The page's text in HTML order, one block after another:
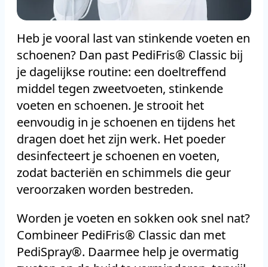
Heb je vooral last van stinkende voeten en
schoenen? Dan past PediFris® Classic bij
je dagelijkse routine: een doeltreffend
middel tegen zweetvoeten, stinkende
voeten en schoenen. Je strooit het
eenvoudig in je schoenen en tijdens het
dragen doet het zijn werk. Het poeder
desinfecteert je schoenen en voeten,
zodat bacteriën en schimmels die geur
veroorzaken worden bestreden.
Worden je voeten en sokken ook snel nat?
Combineer PediFris® Classic dan met
PediSpray®. Daarmee help je overmatig